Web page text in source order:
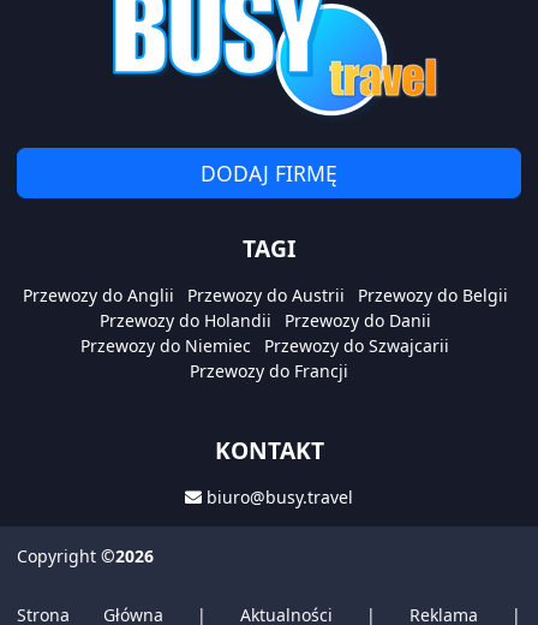
DODAJ FIRMĘ
TAGI
Przewozy do Anglii Przewozy do Austrii
Przewozy do Belgii
Przewozy do Holandii
Przewozy do Danii
Przewozy do Niemiec
Przewozy do Szwajcarii
Przewozy do Francji
KONTAKT
biuro@busy.travel
Copyright ©2026
Strona Główna | Aktualności | Reklama |